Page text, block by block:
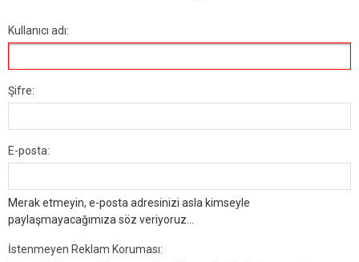
Kullanıcı adı:
Şifre:
E-posta:
Merak etmeyin, e-posta adresinizi asla kimseyle
paylaşmayacağımıza söz veriyoruz...
İstenmeyen Reklam Koruması: